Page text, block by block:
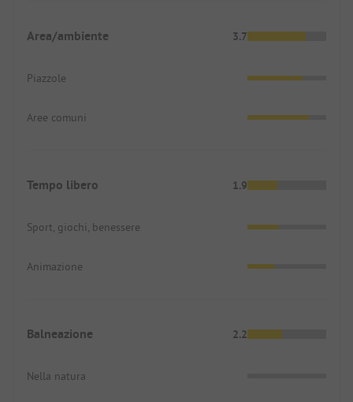
Area/ambiente 3.7
Piazzole
Aree comuni
Tempo libero 1.9
Sport, giochi, benessere
Animazione
Balneazione 2.2
Nella natura